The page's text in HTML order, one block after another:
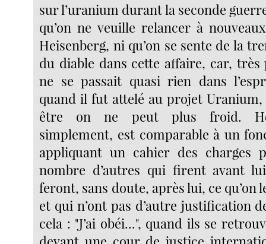
sur l’uranium durant la seconde
qu’on ne veuille relancer à
Heisenberg, ni qu’on se sente de la
du diable dans cette affaire, car,
ne se passait quasi rien dans
quand il fut attelé au projet
être on ne peut plus froid.
simplement, est comparable à un
appliquant un cahier des charges
nombre d’autres qui firent avant
feront, sans doute, après lui, ce qu’on
et qui n’ont pas d’autre justification
cela : "J’ai obéi...", quand ils se